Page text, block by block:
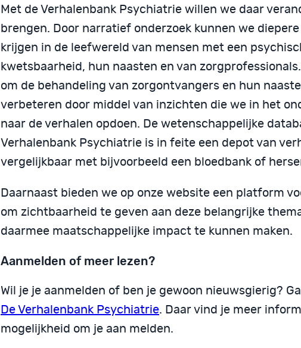
Met de Verhalenbank Psychiatrie willen we daar
brengen. Door narratief onderzoek kunnen we
krijgen in de leefwereld van mensen met een
kwetsbaarheid, hun naasten en van
om de behandeling van zorgontvangers en hun
verbeteren door middel van inzichten die we in het
naar de verhalen opdoen. De wetenschappelijke
Verhalenbank Psychiatrie is in feite een depot van
vergelijkbaar met bijvoorbeeld een bloedbank of
Daarnaast bieden we op onze website een platform
om zichtbaarheid te geven aan deze belangrijke
daarmee maatschappelijke impact te kunnen maken.
Aanmelden of meer lezen?
Wil je je aanmelden of ben je gewoon nieuwsgierig?
De Verhalenbank Psychiatrie. Daar vind je meer
mogelijkheid om je aan melden.